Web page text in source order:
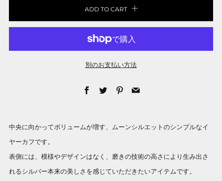
ADD TO CART
別のお支払い方法
Facebook
TwitterPinterest
Email
中央に向かってボリュームが増す、ムーンシルエットのシンプルなイ
ヤーカフです。
表側には、模様やデザインはなく、磨きの技術の高さにより生み出さ
れるシルバー本来の美しさを感じていただきたいアイテムです。